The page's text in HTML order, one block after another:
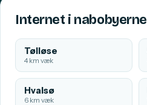
Internet i nabobyerne
Tølløse
4 km væk
Hvalsø
6 km væk